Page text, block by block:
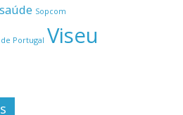
saúde Sopcom
Portugal Viseu